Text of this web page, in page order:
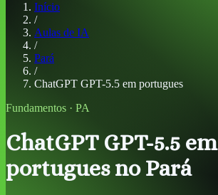
Início
/
Aulas de IA
/
Pará
/
ChatGPT GPT-5.5 em portugues
Fundamentos · PA
ChatGPT GPT-5.5 em
portugues no Pará